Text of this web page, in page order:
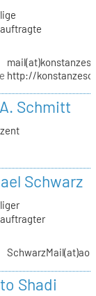
http://
Schmitt
Schwarz
Shadi